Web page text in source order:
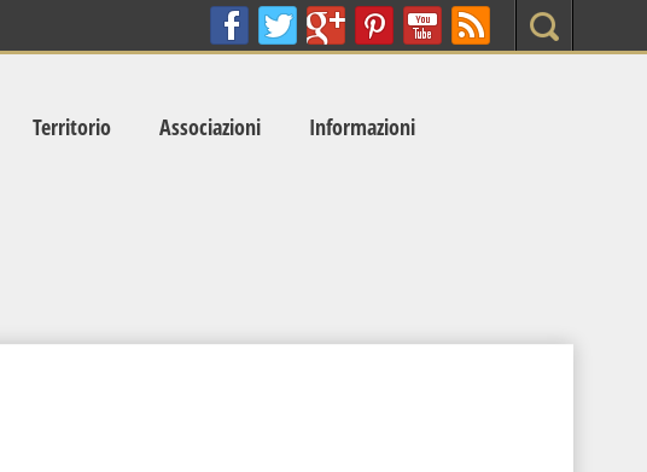
Search
Territorio Associazioni Informazioni